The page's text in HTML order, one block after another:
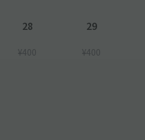
28
¥400
29
¥400